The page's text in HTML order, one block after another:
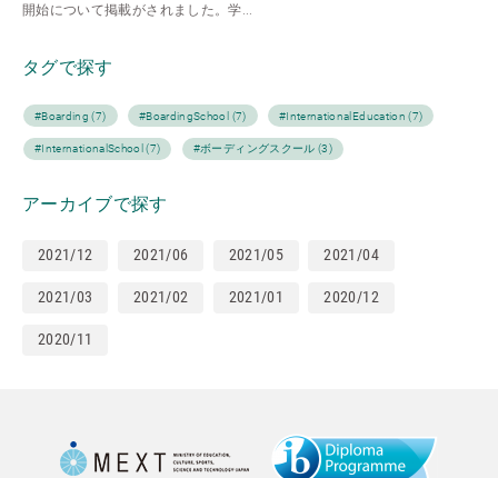
開始について掲載がされました。学...
タグで探す
#Boarding (7) #BoardingSchool (7) #InternationalEducation (7)
#InternationalSchool (7) #ボーディングスクール (3)
アーカイブで探す
2021/12 2021/06 2021/05 2021/04
2021/03 2021/02 2021/01 2020/12
2020/11